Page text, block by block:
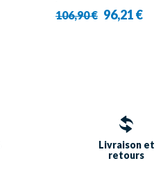
Yonex
106,90 € 96,21 €
Livraison et
retours